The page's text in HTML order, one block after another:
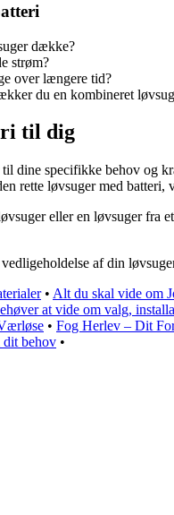
dække?
strøm?
over længere tid?
du en kombineret
til dig
dine specifikke behov og
rette løvsuger med
eller en løvsuger
af din
• Alt du skal vide om
at vide om valg,
• Fog Herlev – Dit
dit behov •